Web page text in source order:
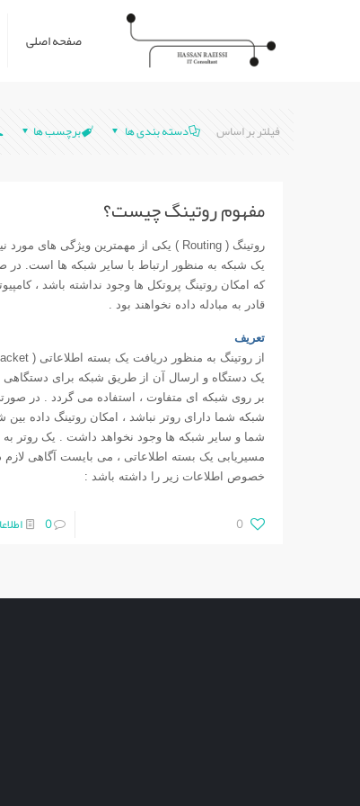
صفحه اصلی
فیلتر بر اساس دسته بندی ها برچسب ها
مفهوم روتينگ چیست؟
روتينگ ( Routing ) يکی از مهمترين ويژگی های مورد
يک شبکه به منظور ارتباط با ساير شبکه ها است. در
که امکان روتينگ پروتکل ها وجود نداشته باشد ،
قادر به مبادله داده نخواهند بود .
تعريف
از روتينگ به منظور دريافت يک بسته اطلاعاتی (
يک دستگاه و ارسال آن از طريق شبکه برای دستگاهی
بر روی شبکه ای متفاوت ، استفاده می گردد . در
شبکه شما دارای روتر نباشد ، امکان روتينگ داده بين
شما و ساير شبکه ها وجود نخواهد داشت . يک روتر به
مسيريابی يک بسته اطلاعاتی ، می بايست آگاهی لازم
خصوص اطلاعات زير را داشته باشد :
0
0